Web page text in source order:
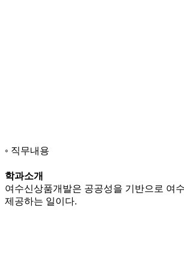
직무내용
학과소개
여수신상품개발은 공공성을 기반으로 여
제공하는 일이다.